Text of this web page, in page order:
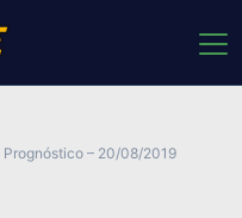
– 20/08/2019